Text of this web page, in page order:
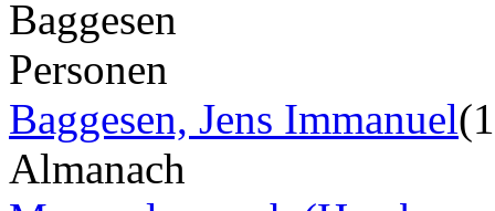
Baggesen
Personen
Baggesen, Jens Immanuel
Almanach